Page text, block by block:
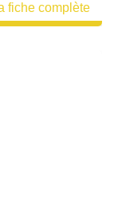
fiche complète